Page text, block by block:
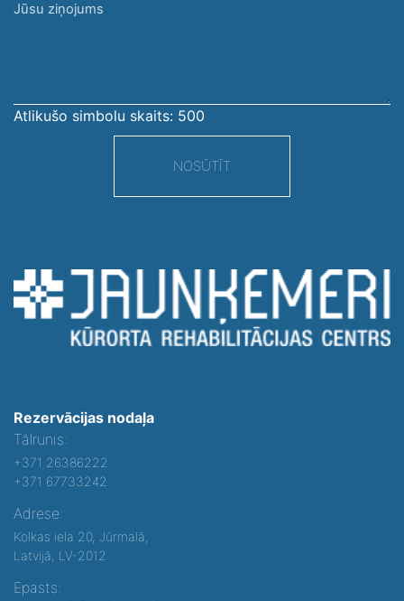
Jūsu
Atlikušo simbolu skaits: 500
NOSŪTĪT
Rezervācijas nodaļa
Tālrunis:
+371 26386222
+371 67733242
Adrese:
Kolkas iela 20, Jūrmalā,
Latvijā, LV-2012
Epasts: